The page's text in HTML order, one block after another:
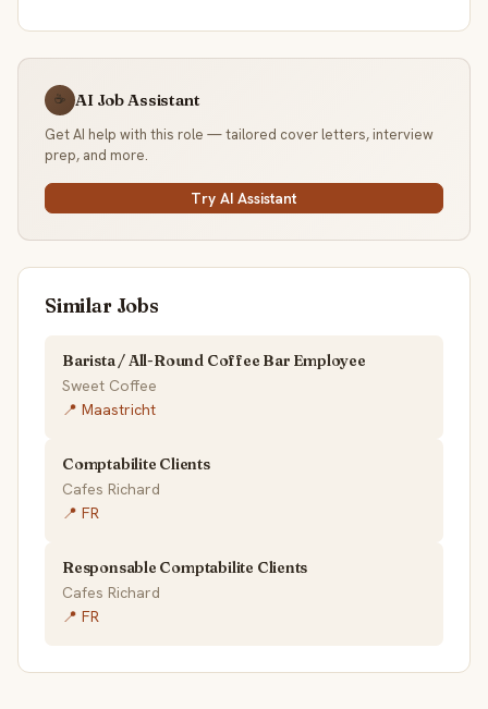
☕ AI Job Assistant
Get AI help with this role — tailored cover letters, interview
prep, and more.
Try AI Assistant
Similar Jobs
Barista / All-Round Coffee Bar Employee
Sweet Coffee
📍 Maastricht
Comptabilite Clients
Cafes Richard
📍 FR
Responsable Comptabilite Clients
Cafes Richard
📍 FR